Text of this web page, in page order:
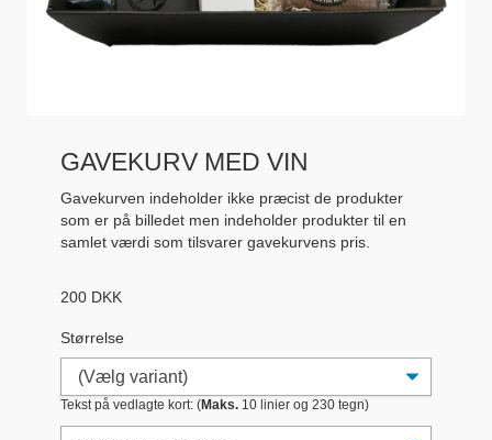
GAVEKURV MED VIN
Gavekurven indeholder ikke præcist de produkter
som er på billedet men indeholder produkter til en
samlet værdi som tilsvarer gavekurvens pris.
200 DKK
Størrelse
Tekst på vedlagte kort: (Maks. 10 linier og 230 tegn)